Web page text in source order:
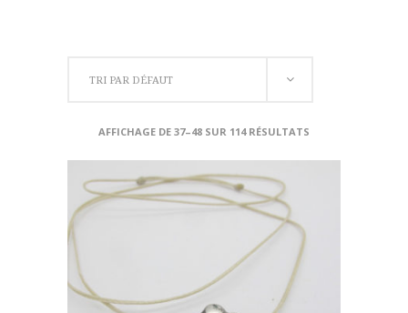
TRI PAR DÉFAUT
AFFICHAGE DE 37–48 SUR 114 RÉSULTATS
AJOUTER AU PANIER